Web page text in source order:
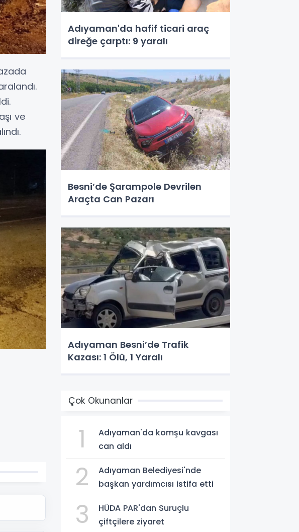
ve
Adıyaman'da hafif ticari araç
direğe çarptı: 9 yaralı
Besni’de Şarampole Devrilen
Araçta Can Pazarı
Adıyaman Besni’de Trafik
Kazası: 1 Ölü, 1 Yaralı
Çok Okunanlar
1
Adıyaman'da komşu kavgası
can aldı
2
Adıyaman Belediyesi'nde
başkan yardımcısı istifa etti
3
HÜDA PAR'dan Suruçlu
çiftçilere ziyaret